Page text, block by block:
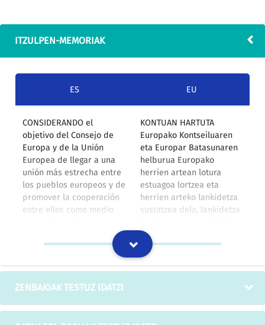
ITZULPEN-MEMORIAK
ES EU
CONSIDERANDO el
objetivo del Consejo de
Europa y de la Unión
Europea de llegar a una
unión más estrecha entre
los pueblos europeos y de
promover la cooperación
entre ellos como medio
KONTUAN HARTUTA
Europako Kontseiluaren
eta Europar Batasunaren
helburua Europako
herrien artean lotura
estuagoa lortzea eta
herrien arteko lankidetza
sustatzea dela, lankidetza
sendotzeko baliabidea
baita.
IZOko itzulpen-memoria
presente convenio por las
bakoitzaren
ZENBAKIAK TESTUZ IDATZI